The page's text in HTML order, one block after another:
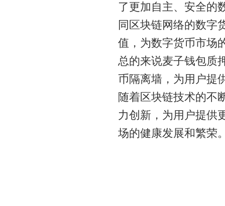
了更加自主、安全的
同区块链网络的数字
值，为数字货币市场
总的来说麦子钱包质
币隔离墙，为用户提
随着区块链技术的不
力创新，为用户提供
场的健康发展和繁荣